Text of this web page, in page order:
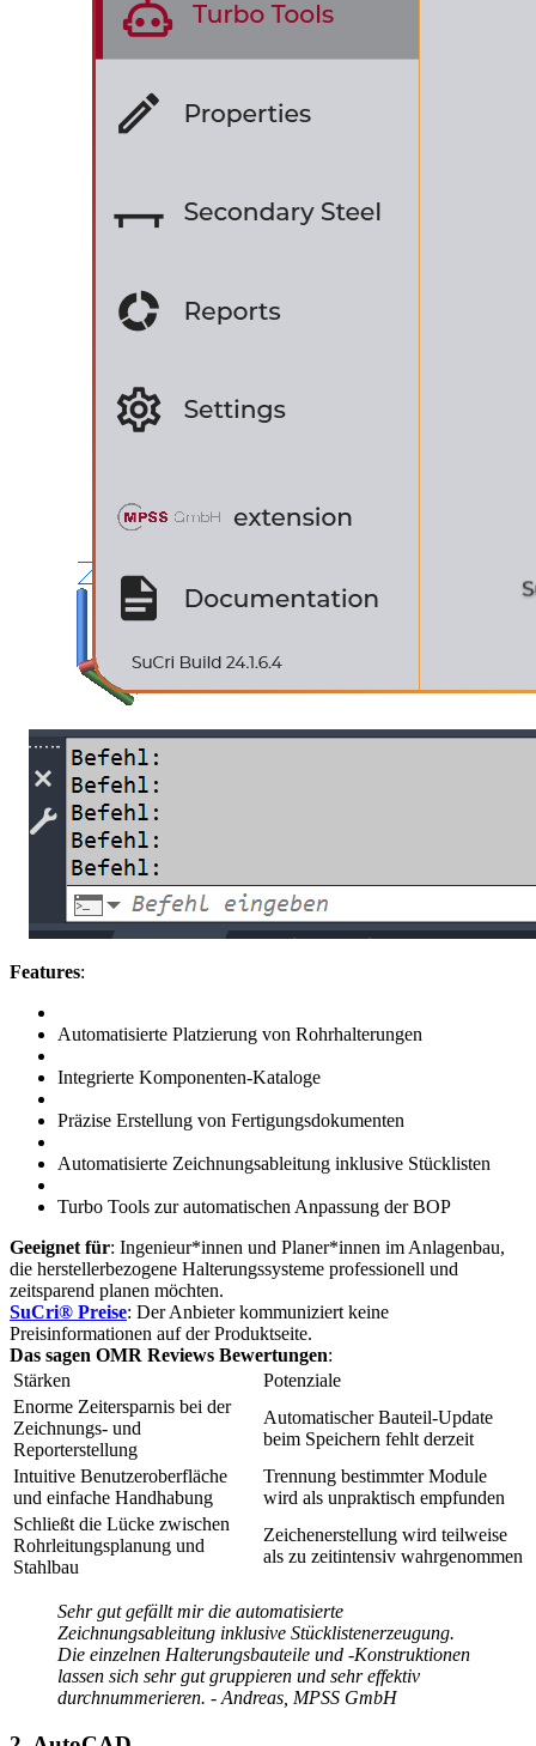
Features:
Automatisierte Platzierung von Rohrhalterungen
Integrierte Komponenten-Kataloge
Präzise Erstellung von Fertigungsdokumenten
Automatisierte Zeichnungsableitung inklusive Stücklisten
Turbo Tools zur automatischen Anpassung der BOP
Geeignet für: Ingenieur*innen und Planer*innen im Anlagenbau,
die herstellerbezogene Halterungssysteme professionell und
zeitsparend planen möchten.
SuCri® Preise: Der Anbieter kommuniziert keine
Preisinformationen auf der Produktseite.
Das sagen OMR Reviews Bewertungen:
Stärken
Potenziale
Enorme Zeitersparnis bei der
Zeichnungs- und
Reporterstellung
Automatischer Bauteil-Update
beim Speichern fehlt derzeit
Intuitive Benutzeroberfläche
und einfache Handhabung
Trennung bestimmter Module
wird als unpraktisch empfunden
Schließt die Lücke zwischen
Rohrleitungsplanung und
Stahlbau
Zeichenerstellung wird teilweise
als zu zeitintensiv wahrgenommen
Sehr gut gefällt mir die automatisierte
Zeichnungsableitung inklusive Stücklistenerzeugung.
Die einzelnen Halterungsbauteile und -Konstruktionen
lassen sich sehr gut gruppieren und sehr effektiv
durchnummerieren. - Andreas, MPSS GmbH